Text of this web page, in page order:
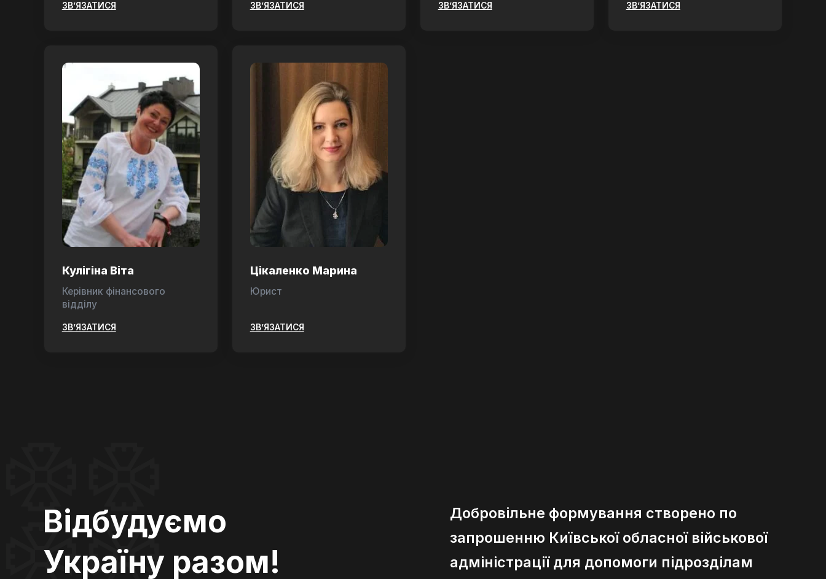
ЗВ’ЯЗАТИСЯ ЗВ’ЯЗАТИСЯ ЗВ’ЯЗАТИСЯ ЗВ’ЯЗАТИСЯ
Кулігіна Віта
Керівник фінансового
відділу
ЗВ’ЯЗАТИСЯ
Цікаленко Марина
Юрист
ЗВ’ЯЗАТИСЯ
Відбудуємо
Україну разом!
Добровільне формування створено по
запрошенню Київської обласної військової
адміністрації для допомоги підрозділам